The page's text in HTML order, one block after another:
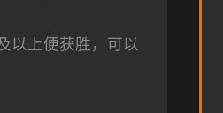
以上便获胜，可以